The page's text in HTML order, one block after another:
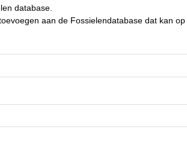
database.
aan de Fossielendatabase dat kan op